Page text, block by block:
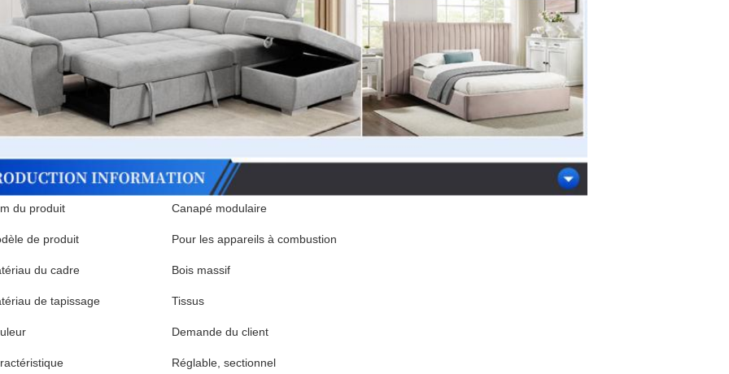
du produit Canapé modulaire
de produit Pour les appareils à combustion
du cadre Bois massif
de tapissage Tissus
Demande du client
Réglable, sectionnel